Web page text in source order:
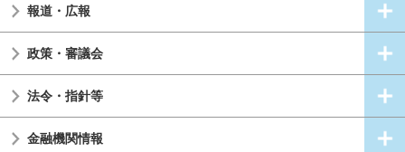
報道・広報
政策・審議会
法令・指針等
金融機関情報